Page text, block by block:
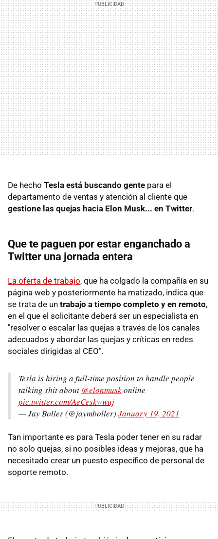
De hecho Tesla está buscando gente para el
departamento de ventas y atención al cliente que
gestione las quejas hacia Elon Musk... en Twitter.
Que te paguen por estar enganchado a
Twitter una jornada entera
La oferta de trabajo, que ha colgado la compañía en su
página web y posteriormente ha matizado, indica que
se trata de un trabajo a tiempo completo y en remoto,
en el que el solicitante deberá ser un especialista en
"resolver o escalar las quejas a través de los canales
adecuados y abordar las quejas y críticas en redes
sociales dirigidas al CEO".
Tesla is hiring a full-time position to handle people
talking shit about @elonmuskonline
pic.twitter.com/AeCeskwwuj
— Jay Boller (@jaymboller) January 19, 2021
Tan importante es para Tesla poder tener en su radar
no solo quejas, si no posibles ideas y mejoras, que ha
necesitado crear un puesto específico de personal de
soporte remoto.